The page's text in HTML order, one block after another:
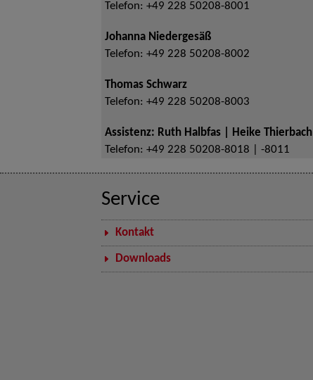
Telefon: +49 228 50208-8001
Johanna Niedergesäß
Telefon: +49 228 50208-8002
Thomas Schwarz
Telefon: +49 228 50208-8003
Assistenz: Ruth Halbfas | Heike Thierbach
Telefon: +49 228 50208-8018 | -8011
Service
Kontakt
Downloads